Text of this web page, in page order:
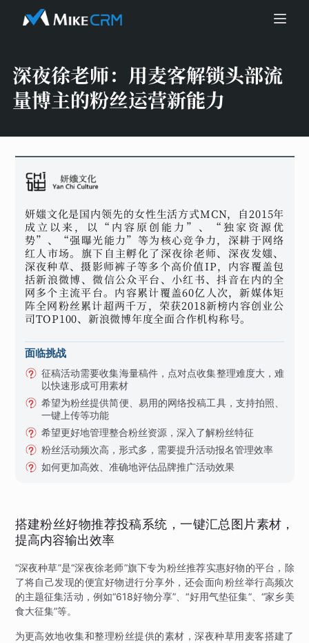
深夜徐老师： 用麦客解锁头部流
量博主的粉丝运营新能力
妍媸文化是国内领先的女性生活方式MCN，自2015年
成立以来，以“内容原创能力”、“独家资源优
势”、“强曝光能力”等为核心竞争力，深耕于网络
红人市场。旗下自主孵化了深夜徐老师、深夜发媸、
深夜种草、摄影师裤子等多个高价值IP，内容覆盖包
括新浪微博、微信公众平台、小红书、抖音在内的全
网多个主流平台。内容累计覆盖60亿人次，新媒体矩
阵全网粉丝累计超两千万，荣获2018新榜内容创业公
司TOP100、新浪微博年度全面合作机构称号。
面临挑战
征稿活动需要收集海量稿件，点对点收集整理难度大，难
以快速形成可用素材
希望为粉丝提供简便、易用的网络投稿工具，支持拍照、
一键上传等功能
希望更好地管理整合粉丝资源，深入了解粉丝特征
粉丝活动频次高，形式多，需要提升活动报名管理效率
如何更加高效、准确地评估品牌推广活动效果
搭建粉丝好物推荐投稿系统，一键汇总图片素材，
提高内容输出效率
“深夜种草”是“深夜徐老师”旗下专为粉丝推荐实惠好物的平台，除
了将自己发现的便宜好物进行分享外，还会面向粉丝举行高频次
的主题征集活动，例如“618好物分享”、“好用气垫征集”、“家乡美
食大征集”等。
为更高效地收集和整理粉丝提供的素材，深夜种草用麦客搭建了